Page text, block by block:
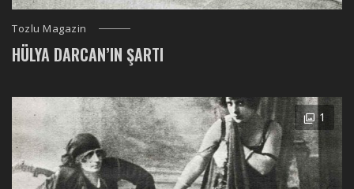
Tozlu Magazin
HÜLYA DARCAN’IN ŞARTI
1